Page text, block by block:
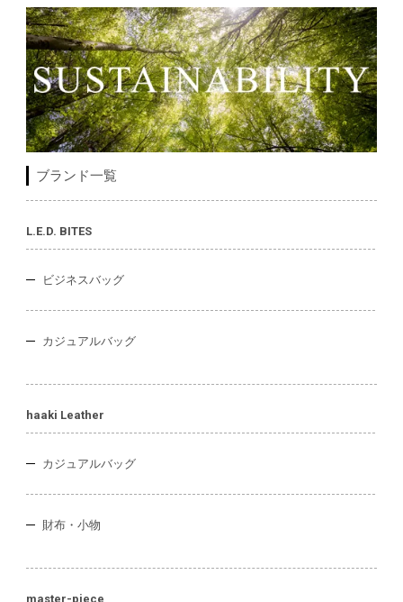
ブランド一覧
L.E.D. BITES
ビジネスバッグ
カジュアルバッグ
haaki Leather
カジュアルバッグ
財布・小物
master-piece